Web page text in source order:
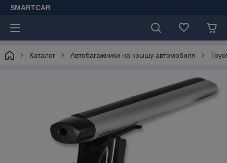
SMARTCAR
Каталог Автобагажники на крышу автомобиля